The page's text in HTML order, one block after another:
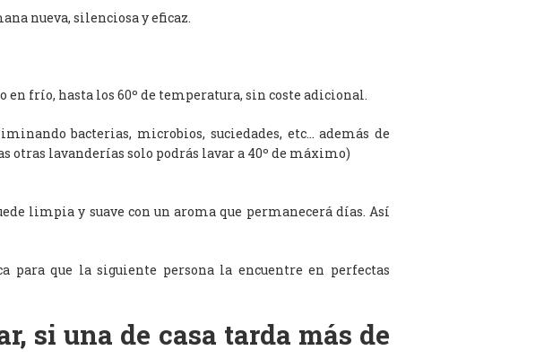
nueva, silenciosa y eficaz.
frío, hasta los 60º de temperatura, sin coste adicional.
bacterias, microbios, suciedades, etc… además de
otras lavanderías solo podrás lavar a 40º de máximo)
limpia y suave con un aroma que permanecerá días. Así
para que la siguiente persona la encuentre en perfectas
si una de casa tarda más de